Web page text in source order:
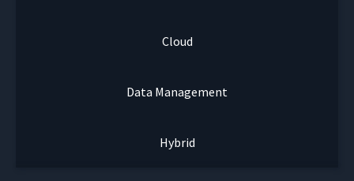
Cloud
Data Management
Hybrid